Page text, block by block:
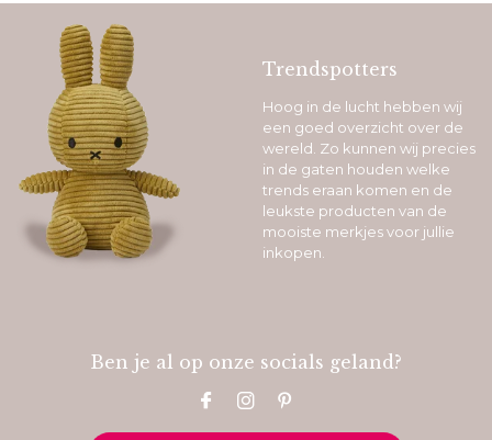
Trendspotters
Hoog in de lucht hebben wij
een goed overzicht over de
wereld. Zo kunnen wij precies
in de gaten houden welke
trends eraan komen en de
leukste producten van de
mooiste merkjes voor jullie
inkopen.
Ben je al op onze socials geland?